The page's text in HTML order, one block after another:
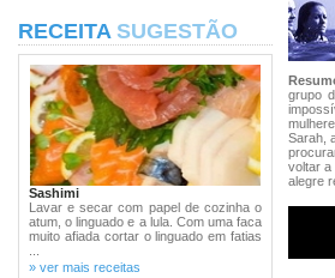
RECEITA SUGESTÃO
Sashimi
Lavar e secar com papel de cozinha o
atum, o linguado e a lula. Com uma faca
muito afiada cortar o linguado em fatias
» ver mais receitas
grupo
Sarah,
voltar a
alegre